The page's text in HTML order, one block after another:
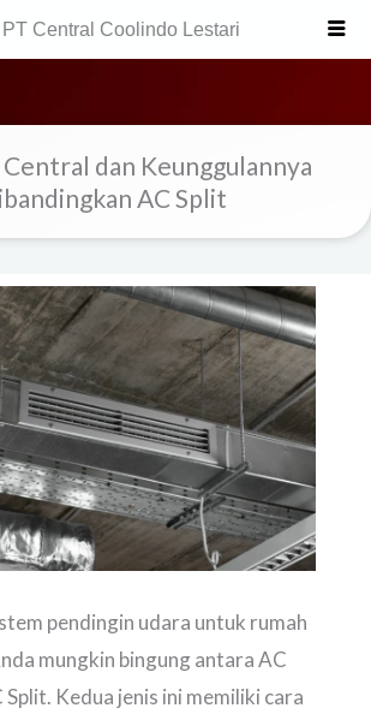
PT Central Coolindo Lestari
Central dan Keunggulannya
AC Split
pendingin udara untuk rumah
mungkin bingung antara AC
Kedua jenis ini memiliki cara